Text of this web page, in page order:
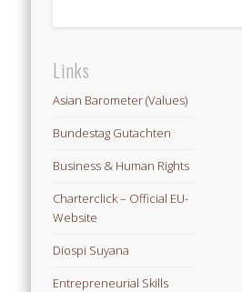
Links
Asian Barometer (Values)
Bundestag Gutachten
Business & Human Rights
Charterclick – Official EU-
Website
Diospi Suyana
Entrepreneurial Skills